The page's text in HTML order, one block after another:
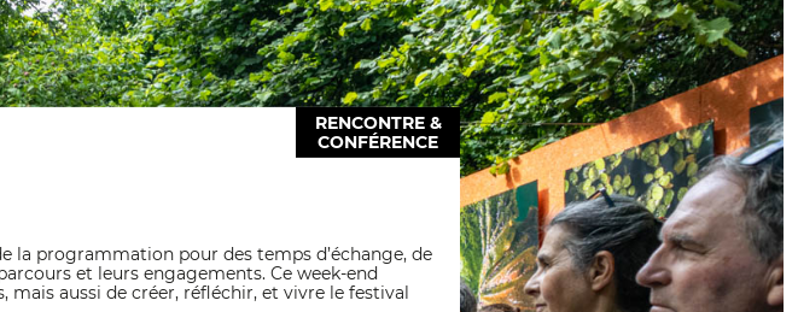
RENCONTRE &
CONFÉRENCE
la programmation pour des temps d’échange, de
et leurs engagements. Ce week-end
mais aussi de créer, réfléchir, et vivre le festival